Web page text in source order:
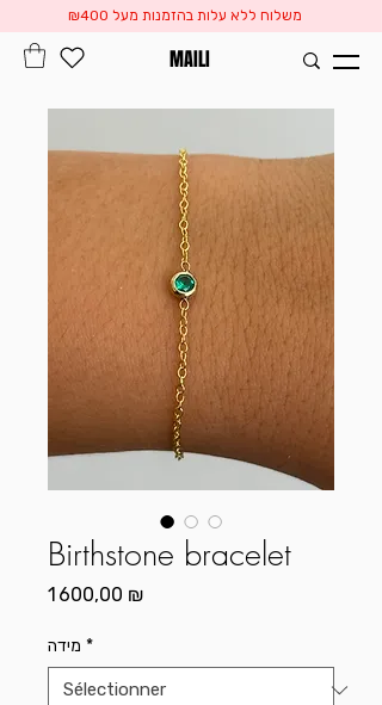
משלוח ללא עלות בהזמנות מעל ₪400
MAILI
Birthstone bracelet
1 600,00 ₪Prix
מידה *